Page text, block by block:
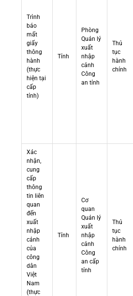
Trình
báo
mất
giấy
thông
hành
(thực
hiện tại
cấp
tỉnh)
Tỉnh
Phòng
Quản lý
xuất
nhập
cảnh
Công
an tỉnh
Thủ
tục
hành
chính
Xác
nhận,
cung
cấp
thông
tin liên
quan
đến
xuất
nhập
cảnh
của
công
dân
Việt
Nam
(thực
Tỉnh
Cơ
quan
Quản lý
xuất
nhập
cảnh
Công
an cấp
tỉnh
Thủ
tục
hành
chính